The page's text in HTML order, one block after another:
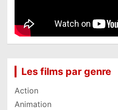
Les films par genre
Action
Animation